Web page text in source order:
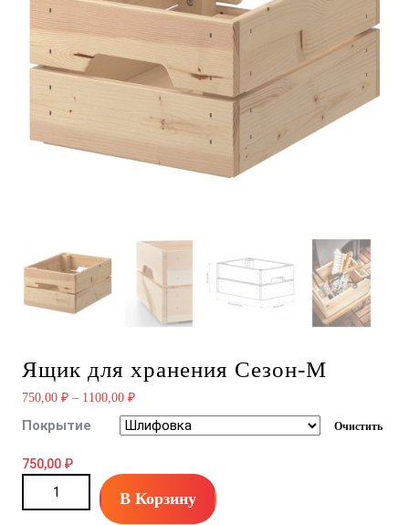
Ящик для хранения Сезон-М
750,00 ₽ – 1100,00 ₽
Покрытие Очистить
750,00 ₽
Ящик для хранения Сезон-М quantity
В Корзину